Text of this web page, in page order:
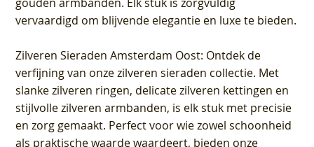
vervaardigd om blijvende elegantie en luxe te bieden.
Zilveren Sieraden Amsterdam Oost: Ontdek de
verfijning van onze zilveren sieraden collectie. Met
slanke zilveren ringen, delicate zilveren kettingen en
stijlvolle zilveren armbanden, is elk stuk met precisie
en zorg gemaakt. Perfect voor wie zowel schoonheid
als praktische waarde waardeert, bieden onze